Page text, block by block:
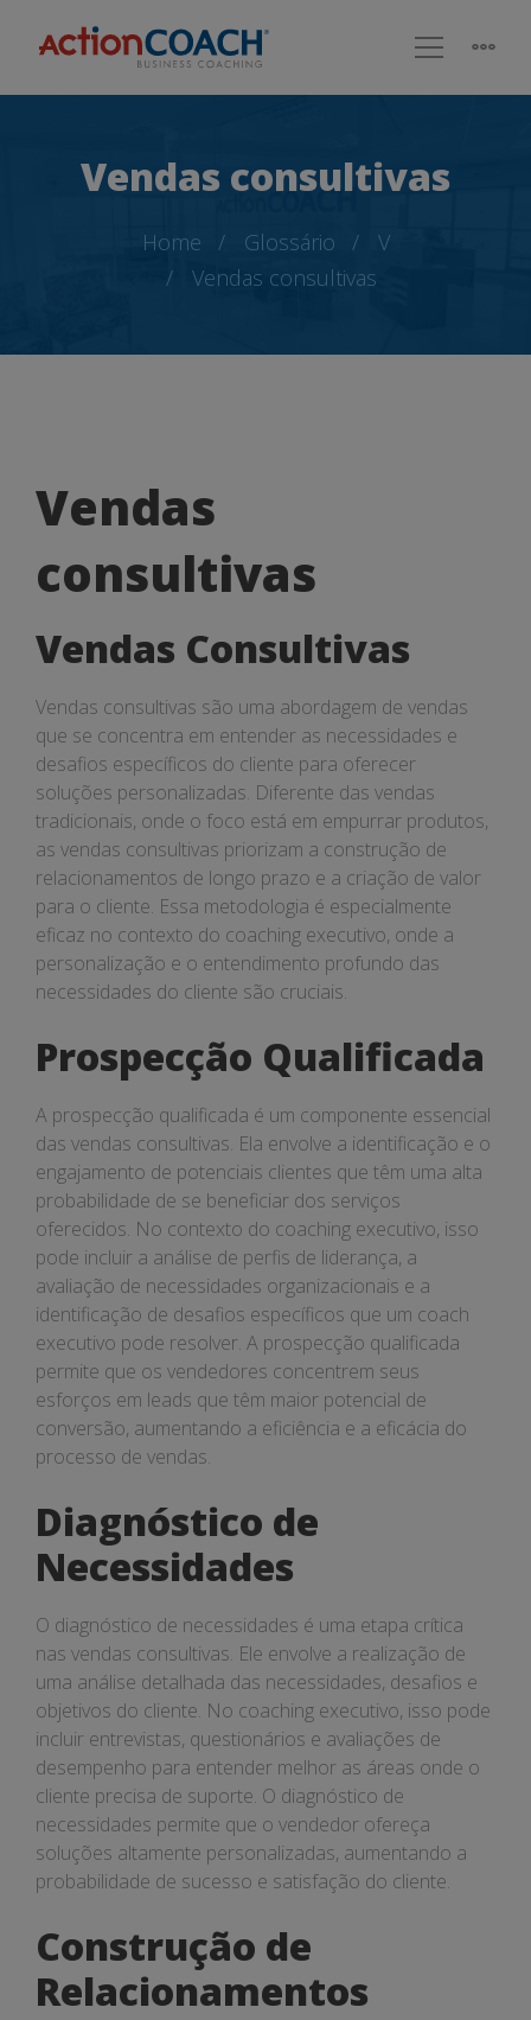
Vendas consultivas
Home Glossário
V
Vendas consultivas
Vendas
consultivas
Vendas
consultivas
Vendas Consultivas
Vendas consultivas são uma abordagem de vendas
que se concentra em entender as necessidades e
desafios específicos do cliente para oferecer
soluções personalizadas. Diferente das vendas
tradicionais, onde o foco está em empurrar produtos,
as vendas consultivas priorizam a construção de
relacionamentos de longo prazo e a criação de valor
para o cliente. Essa metodologia é especialmente
eficaz no contexto do coaching executivo, onde a
personalização e o entendimento profundo das
necessidades do cliente são cruciais.
Prospecção Qualificada
A prospecção qualificada é um componente essencial
das vendas consultivas. Ela envolve a identificação e o
engajamento de potenciais clientes que têm uma alta
probabilidade de se beneficiar dos serviços
oferecidos. No contexto do coaching executivo, isso
pode incluir a análise de perfis de liderança, a
avaliação de necessidades organizacionais e a
identificação de desafios específicos que um coach
executivo pode resolver. A prospecção qualificada
permite que os vendedores concentrem seus
esforços em leads que têm maior potencial de
conversão, aumentando a eficiência e a eficácia do
processo de vendas.
Diagnóstico de
Necessidades
O diagnóstico de necessidades é uma etapa crítica
nas vendas consultivas. Ele envolve a realização de
uma análise detalhada das necessidades, desafios e
objetivos do cliente. No coaching executivo, isso pode
incluir entrevistas, questionários e avaliações de
desempenho para entender melhor as áreas onde o
cliente precisa de suporte. O diagnóstico de
necessidades permite que o vendedor ofereça
soluções altamente personalizadas, aumentando a
probabilidade de sucesso e satisfação do cliente.
Construção de
Relacionamentos